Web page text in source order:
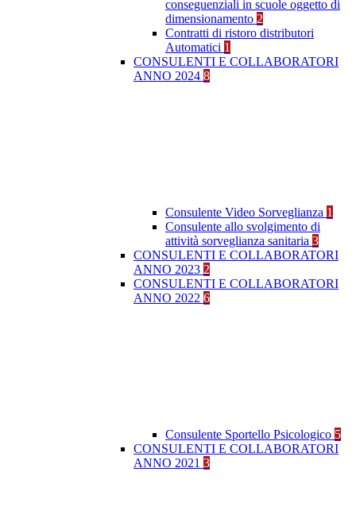
conseguenziali in scuole oggetto di
dimensionamento 2
Contratti di ristoro distributori
Automatici 1
CONSULENTI E COLLABORATORI
ANNO 2024 8
Consulente Video Sorveglianza 1
Consulente allo svolgimento di
attività sorveglianza sanitaria 3
CONSULENTI E COLLABORATORI
ANNO 2023 2
CONSULENTI E COLLABORATORI
ANNO 2022 6
Consulente Sportello Psicologico 5
CONSULENTI E COLLABORATORI
ANNO 2021 3